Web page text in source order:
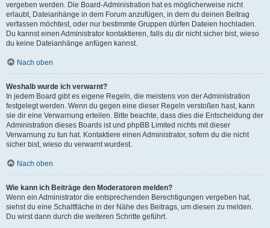
vergeben werden. Die Board-Administration hat es möglicherweise nicht
erlaubt, Dateianhänge in dem Forum anzufügen, in dem du deinen Beitrag
verfassen möchtest, oder nur bestimmte Gruppen dürfen Dateien hochladen.
Du kannst einen Administrator kontaktieren, falls du dir nicht sicher bist, wieso
du keine Dateianhänge anfügen kannst.
Nach oben
Weshalb wurde ich verwarnt?
In jedem Board gibt es eigene Regeln, die meistens von der Administration
festgelegt werden. Wenn du gegen eine dieser Regeln verstoßen hast, kann
sie dir eine Verwarnung erteilen. Bitte beachte, dass dies die Entscheidung der
Administration dieses Boards ist und phpBB Limited nichts mit dieser
Verwarnung zu tun hat. Kontaktiere einen Administrator, sofern du die nicht
sicher bist, wieso du verwarnt wurdest.
Nach oben
Wie kann ich Beiträge den Moderatoren melden?
Wenn ein Administrator die entsprechenden Berechtigungen vergeben hat,
siehst du eine Schaltfläche in der Nähe des Beitrags, um diesen zu melden.
Du wirst dann durch die weiteren Schritte geführt.